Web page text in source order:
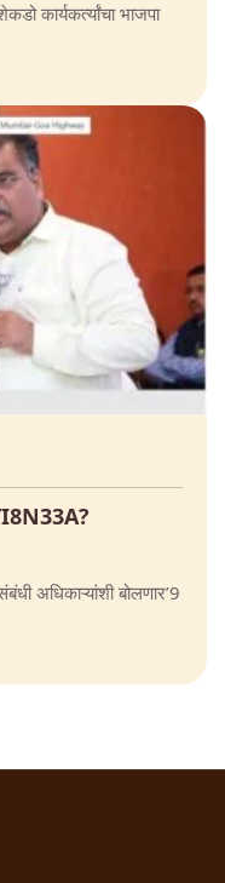
कार्यकर्त्यांचा भाजपा
अधिकाऱ्यांशी बोलणार’9